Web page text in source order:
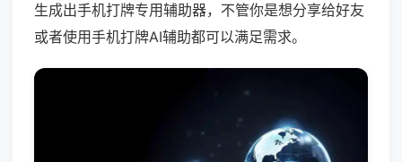
生成出手机打牌专用辅助器，不管你是想分享给好友
或者使用手机打牌AI辅助都可以满足需求。